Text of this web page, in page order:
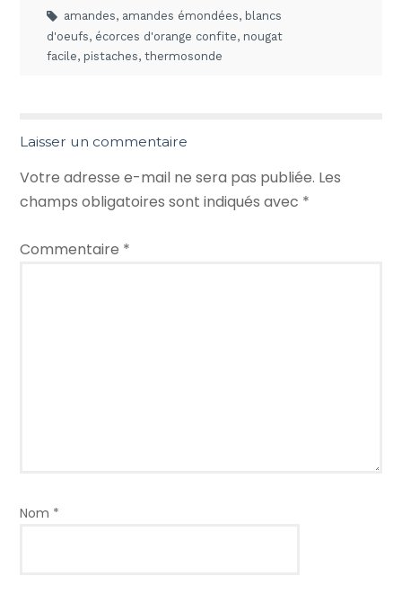
amandes, amandes émondées, blancs
d'oeufs, écorces d'orange confite, nougat
facile, pistaches,thermosonde
Laisser un commentaire
Votre adresse e-mail ne sera pas publiée. Les
champs obligatoires sont indiqués avec *
Commentaire *
Nom *